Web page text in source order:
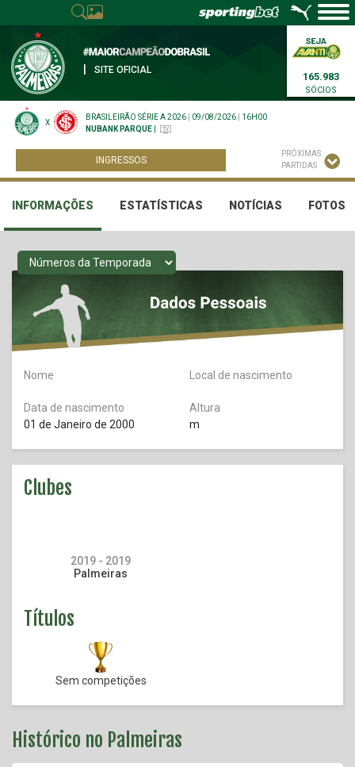
SITE OFICIAL
165.983
SÓCIOS
X
BRASILEIRÃO SÉRIE A 2026 09/08/2026
16H00
NUBANK PARQUE
INGRESSOS
PRÓXIMAS
PARTIDAS
INFORMAÇÕES ESTATÍSTICAS NOTÍCIAS FOTOS
Nome
Data de nascimento
01 de Janeiro de 2000
Local de nascimento
Altura
m
Clubes
2019 - 2019
Palmeiras
Títulos
Sem competições
Histórico no Palmeiras